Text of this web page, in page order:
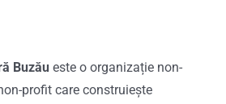
Buzău este o organizație non-
profit care construiește